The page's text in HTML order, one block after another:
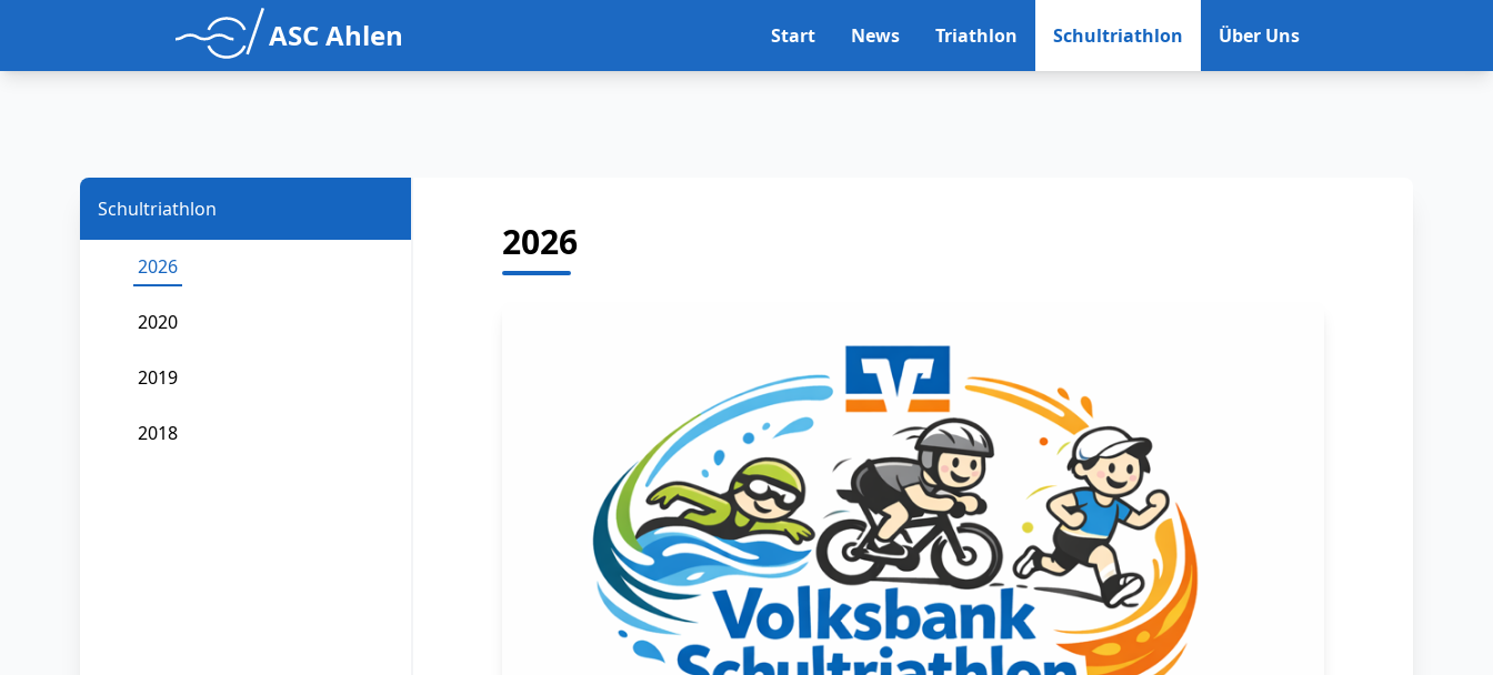
ASC Ahlen Start News Triathlon Schultriathlon Über Uns
Schultriathlon
2026
2020
2019
2018
2026